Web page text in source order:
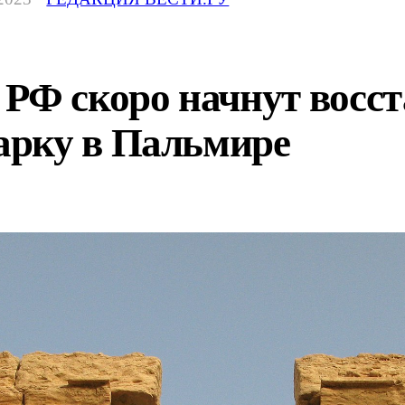
скоро начнут
в Пальмире